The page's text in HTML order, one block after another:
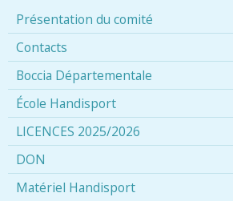
Présentation du comité
Contacts
Boccia Départementale
École Handisport
LICENCES 2025/2026
DON
Matériel Handisport